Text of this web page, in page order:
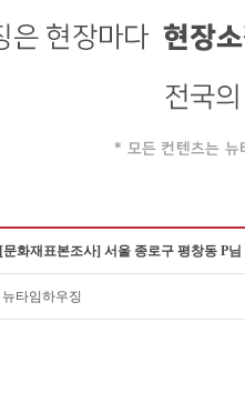
[문화재표본조사] 서울 종로구 평창동 P
뉴타임하우징